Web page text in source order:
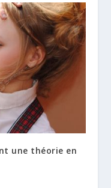
une théorie en